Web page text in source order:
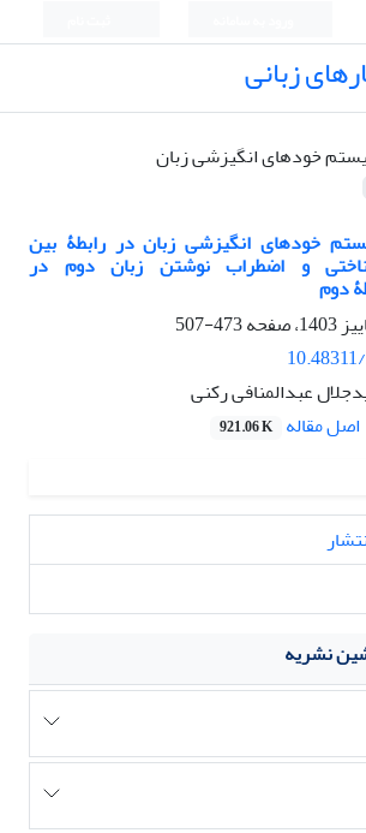
زبانی
خودهای انگیزشی زبان
خودهای انگیزشی زبان در رابطۀ بین
و اضطراب نوشتن زبان دوم در
دوم
473-507
عبدالمنافی رکنی
اصل مقاله 921.06 K
نشریه